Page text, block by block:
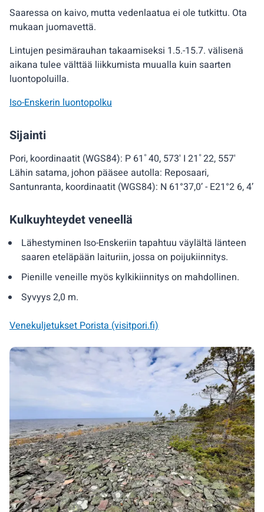
Saaressa on kaivo, mutta vedenlaatua ei ole tutkittu. Ota
mukaan juomavettä.
Lintujen pesimärauhan takaamiseksi 1.5.-15.7. välisenä
aikana tulee välttää liikkumista muualla kuin saarten
luontopoluilla.
Iso-Enskerin luontopolku
Sijainti
Pori, koordinaatit (WGS84): P 61˚40, 573' I 21˚22, 557'
Lähin satama, johon pääsee autolla: Reposaari,
Santunranta, koordinaatit (WGS84): N 61°37,0’ - E21°2 6, 4’
Kulkuyhteydet veneellä
Lähestyminen Iso-Enskeriin tapahtuu väylältä länteen
saaren eteläpään laituriin, jossa on poijukiinnitys.
Pienille veneille myös kylkikiinnitys on mahdollinen.
Syvyys 2,0 m.
Venekuljetukset Porista (visitpori.fi)